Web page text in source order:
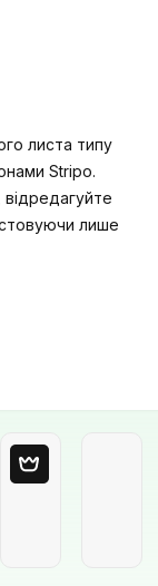
листа типу
Stripo.
лише